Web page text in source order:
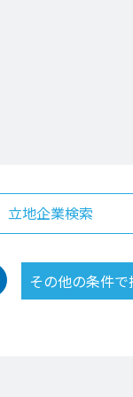
立地企業検索